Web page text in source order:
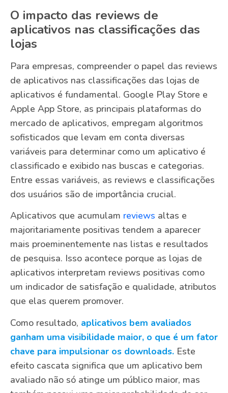
O impacto das reviews de
aplicativos nas classificações das
lojas
Para empresas, compreender o papel das reviews
de aplicativos nas classificações das lojas de
aplicativos é fundamental. Google Play Store e
Apple App Store, as principais plataformas do
mercado de aplicativos, empregam algoritmos
sofisticados que levam em conta diversas
variáveis para determinar como um aplicativo é
classificado e exibido nas buscas e categorias.
Entre essas variáveis, as reviews e classificações
dos usuários são de importância crucial.
Aplicativos que acumulam reviews altas e
majoritariamente positivas tendem a aparecer
mais proeminentemente nas listas e resultados
de pesquisa. Isso acontece porque as lojas de
aplicativos interpretam reviews positivas como
um indicador de satisfação e qualidade, atributos
que elas querem promover.
Como resultado, aplicativos bem avaliados
ganham uma visibilidade maior, o que é um fator
chave para impulsionar os downloads. Este
efeito cascata significa que um aplicativo bem
avaliado não só atinge um público maior, mas